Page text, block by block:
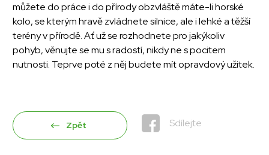
můžete do práce i do přírody obzvláště máte-li horské
kolo, se kterým hravě zvládnete silnice, ale i lehké a těžší
terény v přírodě. Ať už se rozhodnete pro jakýkoliv
pohyb, věnujte se mu s radostí, nikdy ne s pocitem
nutnosti. Teprve poté z něj budete mít opravdový užitek.
Zpět Sdílejte